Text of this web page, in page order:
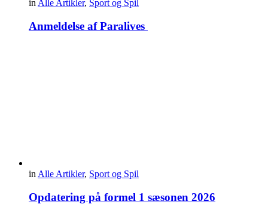
in Alle Artikler, Sport og Spil
Anmeldelse af Paralives
inAlle Artikler, Sport og Spil
Opdatering på formel 1 sæsonen 2026